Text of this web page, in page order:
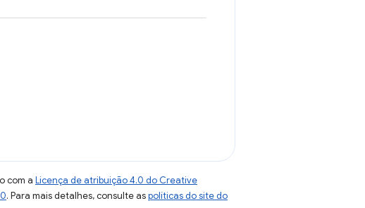
com a Licença de atribuição 4.0 do Creative
. Para mais detalhes, consulte aspolíticas do site do